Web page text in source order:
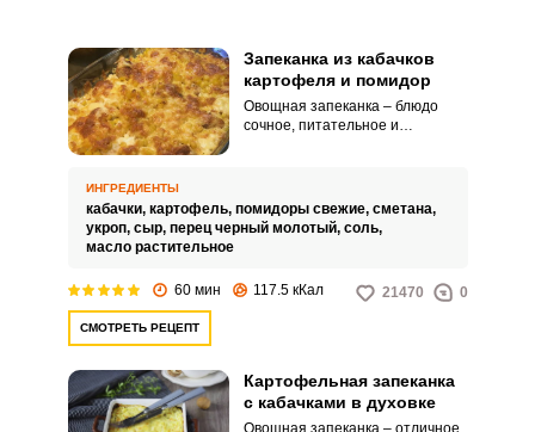
Запеканка из кабачков
картофеля и помидор
Овощная запеканка – блюдо
сочное, питательное и
организм.
ИНГРЕДИЕНТЫ
кабачки, картофель, помидоры свежие, сметана,
укроп, сыр, перец черный молотый, соль,
масло растительное
60 мин 117.5 кКал 21470 0
СМОТРЕТЬ РЕЦЕПТ
Картофельная запеканка
с кабачками в духовке
Овощная запеканка – отличное